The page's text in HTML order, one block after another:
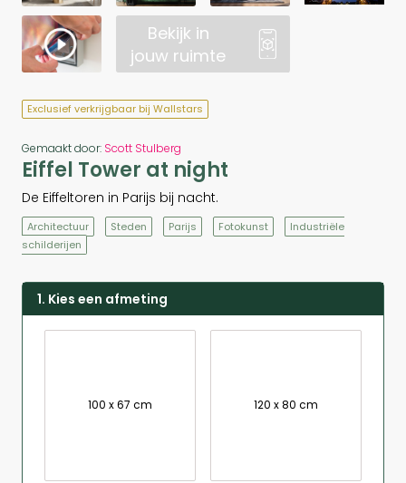
Bekijk in
jouw ruimte
Exclusief verkrijgbaar bij Wallstars
Gemaakt door: Scott Stulberg
Eiffel Tower at night
De Eiffeltoren in Parijs bij nacht.
Architectuur Steden Parijs Fotokunst
Industriële
schilderijen
1. Kies een afmeting
100 x 67 cm 120 x 80 cm